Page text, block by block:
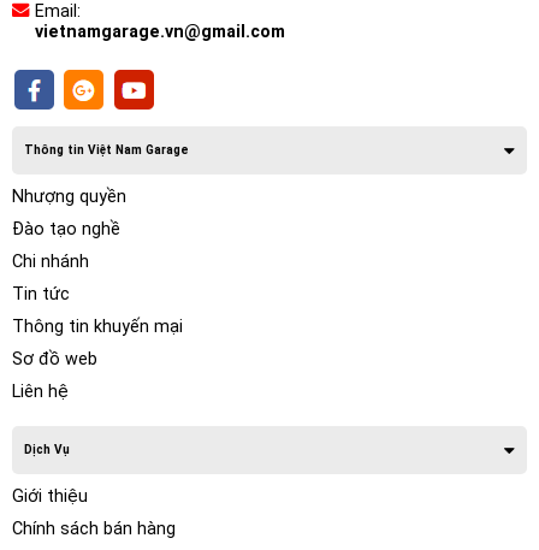
Thông số kỹ thuật
NAM 5730
Màn hình ĐỘ PHÂN GIẢI FHD
Độ sáng 500 nit
Chip 8 nhân SnapDragon ( USA ) Ram 4G
Email:
vietnamgarage.vn@gmail.com
Thông tin Việt Nam Garage
Nhượng quyền
Đào tạo nghề
Chi nhánh
Tin tức
Thông tin khuyến mại
Sơ đồ web
Liên hệ
Dịch Vụ
Giới thiệu
Chính sách bán hàng